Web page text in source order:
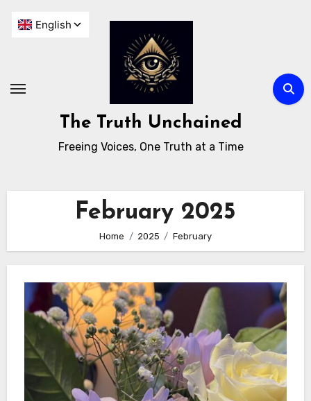
The Truth Unchained
Freeing Voices, One Truth at a Time
February 2025
Home 2025 February